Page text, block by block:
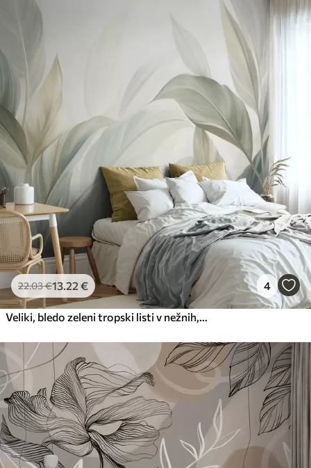
22.03€13 .22 € 4